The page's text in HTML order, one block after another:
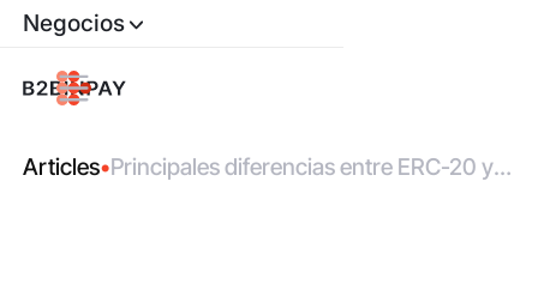
Negocios
Articles•Principales diferencias entre ERC-20 y